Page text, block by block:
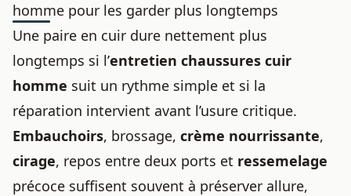
homme pour les garder plus longtemps
Une paire en cuir dure nettement plus
longtemps si l’entretien chaussures cuir
homme suit un rythme simple et si la
réparation intervient avant l’usure critique.
Embauchoirs, brossage, crème nourrissante,
cirage, repos entre deux ports et ressemelage
précoce suffisent souvent à préserver allure,